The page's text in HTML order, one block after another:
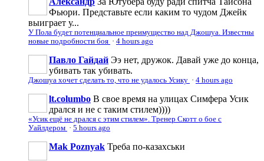
Фьюри. Представьте если каким то чудом Джейк
выиграет у...
У Пола будет потенциальное преимущество над Джошуа. Известны
новые подробности боя · 4 hours ago
Павло Гайдай Ээ нет, дружок. Давай уже до конца,
убивать так убивать.
Джошуа хочет сделать то, что не удалось Усику · 4 hours ago
lt.columbo В свое время на улицах Симфера Усик
дрался и не с таким стилем))))
«Усик ещё не дрался с этим стилем». Тренер Скотт о бое с
Уайлдером · 5 hours ago
Mak Poznyak Треба по-казахськи